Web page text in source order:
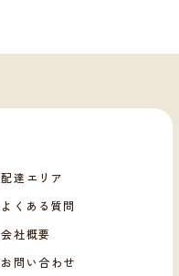
配達エリア
よくある質問
会社概要
お問い合わせ